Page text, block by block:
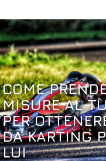
COME
MISURE AL
PER
DA KARTING
LUI